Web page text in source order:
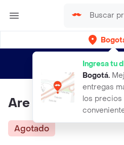
Ingresa tu
Bogotá.
entregas
los precios
envíos gratis por
Are Candonga
Agotado